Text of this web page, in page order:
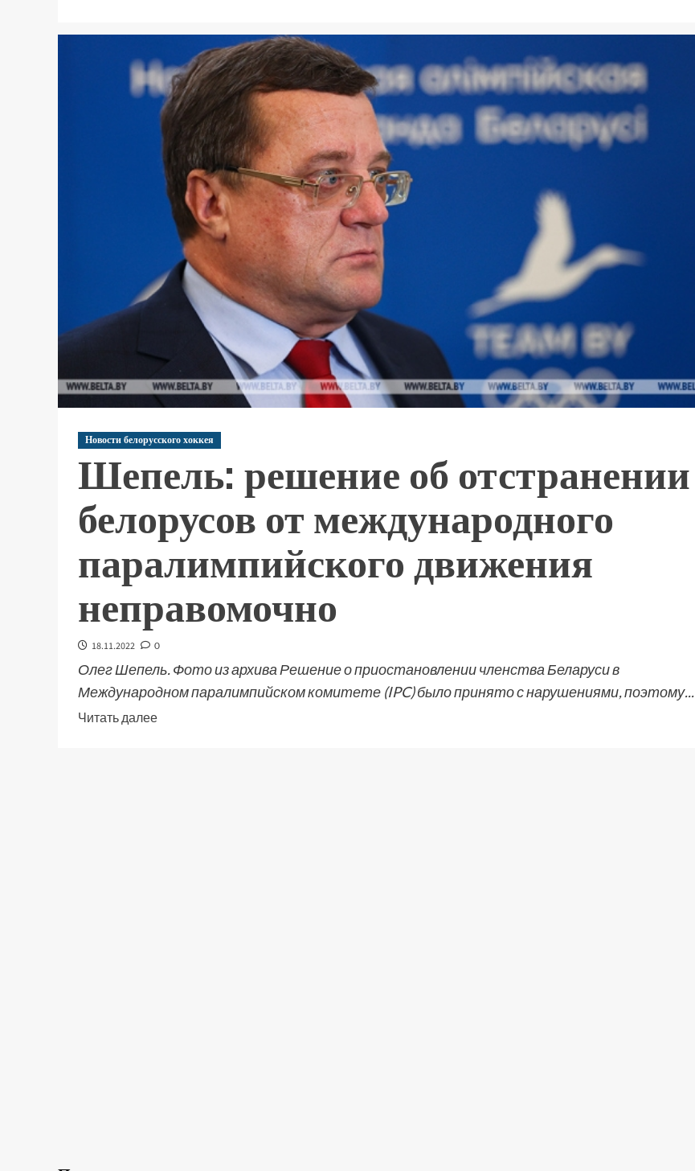
Новости белорусского хоккея
Шепель: решение об отстранении
белорусов от международного
паралимпийского движения
неправомочно
18.11.2022 0
Олег Шепель. Фото из архива Решение о приостановлении членства Беларуси в
Международном паралимпийском комитете (IPC) было принято с нарушениями, поэтому...
Читать далее